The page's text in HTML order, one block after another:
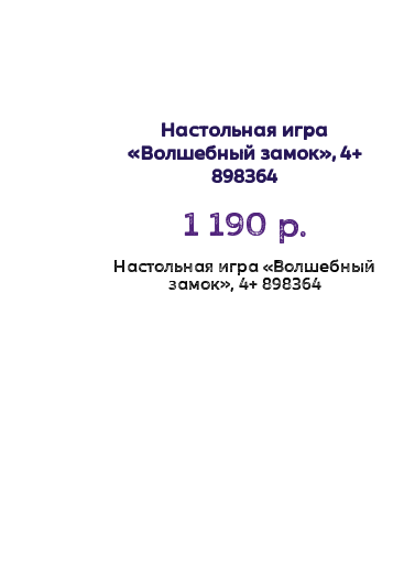
Настольная игра
«Волшебный замок», 4+
898364
1 190 р.
Настольная игра «Волшебный
замок», 4+ 898364